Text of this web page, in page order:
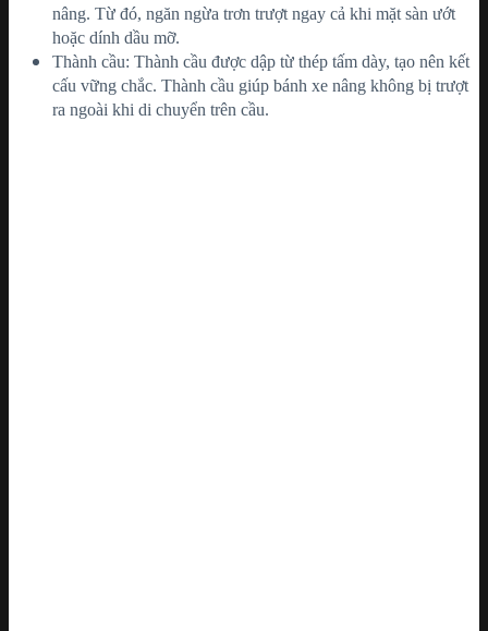
nâng. Từ đó, ngăn ngừa trơn trượt ngay cả khi mặt sàn ướt
hoặc dính dầu mỡ.
Thành cầu: Thành cầu được dập từ thép tấm dày, tạo nên kết
cấu vững chắc. Thành cầu giúp bánh xe nâng không bị trượt
ra ngoài khi di chuyển trên cầu.